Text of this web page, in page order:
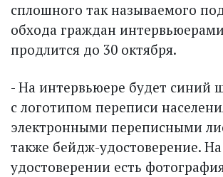
сплошного так называемого
обхода граждан
продлится до 30 октября.
- На интервьюере будет синий
с логотипом перепи­си
электронными переписными
также бейдж-удостоверение.
удостоверении есть